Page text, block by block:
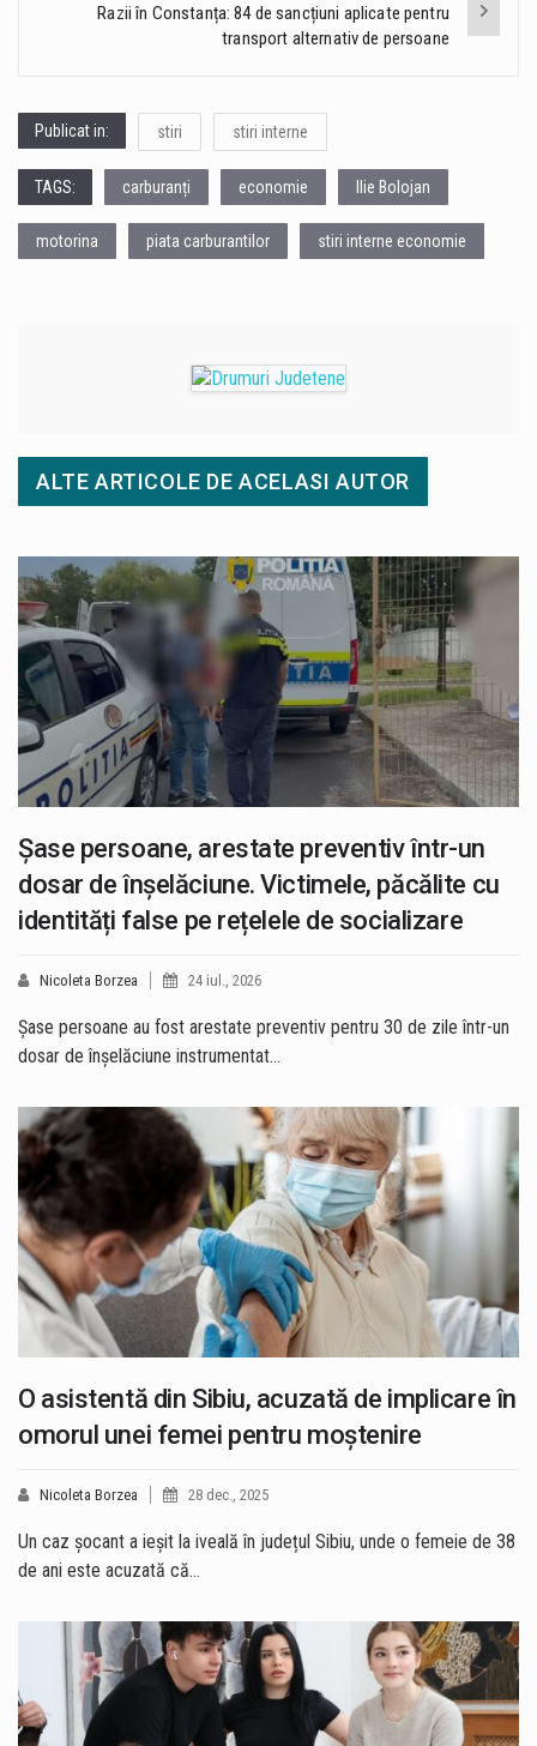
Razii în Constanța: 84 de sancțiuni aplicate pentru
transport alternativ de persoane
Publicat in: stiri stiri interne
TAGS: carburanți economie Ilie Bolojan
motorina piata carburantilor stiri interne economie
ALTE ARTICOLE DE ACELASI AUTOR
Șase persoane, arestate preventiv într-un
dosar de înșelăciune. Victimele, păcălite cu
identități false pe rețelele de socializare
Nicoleta Borzea 24 iul., 2026
Șase persoane au fost arestate preventiv pentru 30 de zile într-un
dosar de înșelăciune instrumentat…
O asistentă din Sibiu, acuzată de implicare în
omorul unei femei pentru moștenire
Nicoleta Borzea 28 dec., 2025
Un caz șocant a ieșit la iveală în județul Sibiu, unde o femeie de 38
de ani este acuzată că…